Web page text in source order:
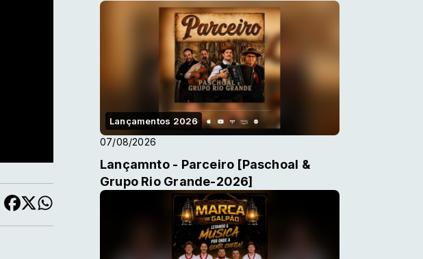
Lançamentos 2026
07/08/2026
Lançamnto - Parceiro [Paschoal &
Grupo Rio Grande-2026]